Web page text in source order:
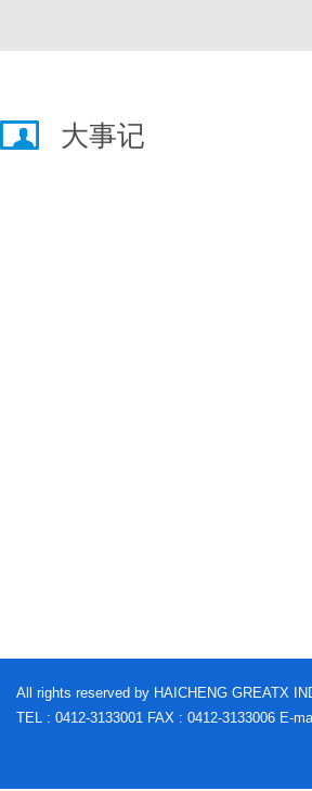
大事记
All rights reserved by HAICHENG GREATX
TEL : 0412-3133001 FAX : 0412-3133006 E-